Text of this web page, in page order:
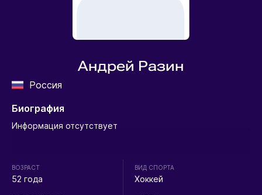
Андрей Разин
Россия
Биография
Информация отсутствует
ВОЗРАСТ
52 года
ВИД СПОРТА
Хоккей